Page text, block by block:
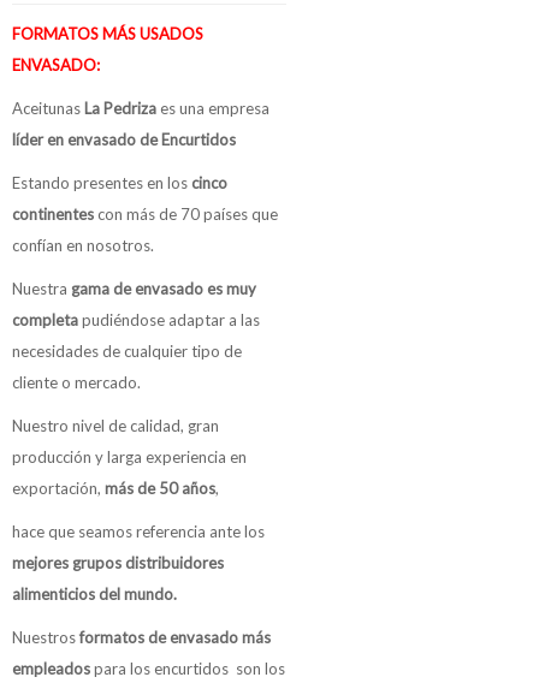
FORMATOS MÁS USADOS
ENVASADO:
Aceitunas La Pedriza es una empresa
líder en envasado de Encurtidos
Estando presentes en los cinco
continentescon más de 70 países que
confían en nosotros.
Nuestra gama de envasado es muy
completapudiéndose adaptar a las
necesidades de cualquier tipo de
cliente o mercado.
Nuestro nivel de calidad, gran
producción y larga experiencia en
exportación, más de 50 años,
hace que seamos referencia ante los
mejores grupos distribuidores
alimenticios del mundo.
Nuestrosformatos de envasado más
empleadospara los encurtidos son los